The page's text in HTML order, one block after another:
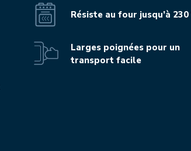
Résiste au four jusqu’à 230
Larges poignées pour un
transport facile